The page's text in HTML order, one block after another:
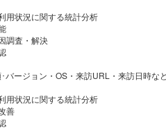
用状況に関する統計分析
調査・解決
バージョン・OS・来訪URL・来訪日時など
用状況に関する統計分析
善